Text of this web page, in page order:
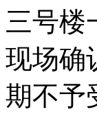
三号楼
现场确
期不予